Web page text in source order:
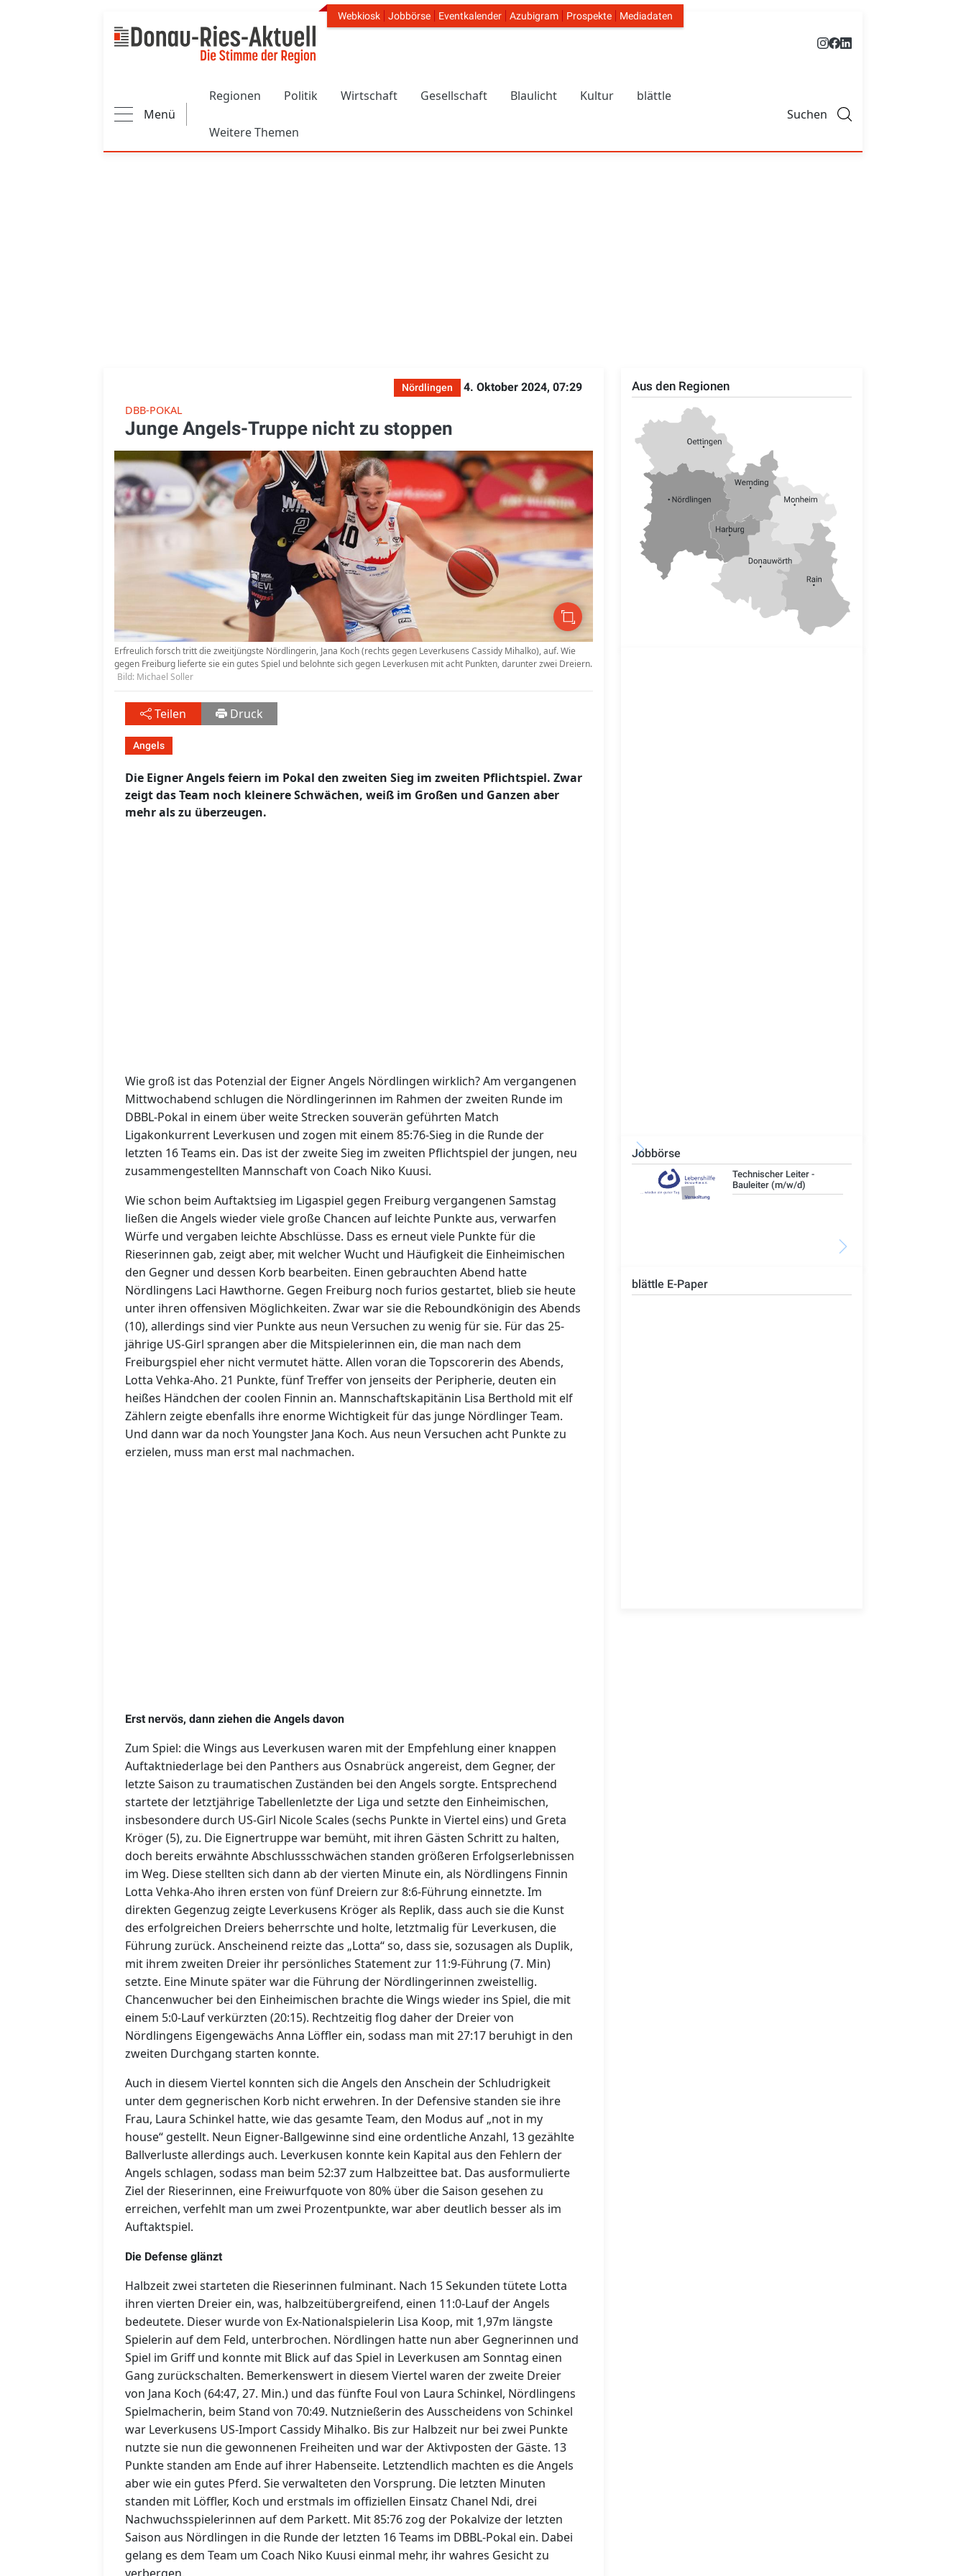
Header Navigation
Webkiosk Jobbörse Eventkalender Azubigram Prospekte Mediadaten
Menü
Regionen Politik Wirtschaft Gesellschaft Blaulicht Kultur blättle
Weitere Themen
Suchen
Nördlingen
4. Oktober 2024, 07:29
DBB-POKAL
Junge Angels-Truppe nicht zu stoppen
Erfreulich forsch tritt die zweitjüngste Nördlingerin, Jana Koch (rechts gegen Leverkusens Cassidy Mihalko), auf. Wie
gegen Freiburg lieferte sie ein gutes Spiel und belohnte sich gegen Leverkusen mit acht Punkten, darunter zwei Dreiern.
Bild: Michael Soller
Teilen Druck
Angels
Die Eigner Angels feiern im Pokal den zweiten Sieg im zweiten Pflichtspiel. Zwar
zeigt das Team noch kleinere Schwächen, weiß im Großen und Ganzen aber
mehr als zu überzeugen.
Wie groß ist das Potenzial der Eigner Angels Nördlingen wirklich? Am vergangenen
Mittwochabend schlugen die Nördlingerinnen im Rahmen der zweiten Runde im
DBBL-Pokal in einem über weite Strecken souverän geführten Match
Ligakonkurrent Leverkusen und zogen mit einem 85:76-Sieg in die Runde der
letzten 16 Teams ein. Das ist der zweite Sieg im zweiten Pflichtspiel der jungen, neu
zusammengestellten Mannschaft von Coach Niko Kuusi.
Wie schon beim Auftaktsieg im Ligaspiel gegen Freiburg vergangenen Samstag
ließen die Angels wieder viele große Chancen auf leichte Punkte aus, verwarfen
Würfe und vergaben leichte Abschlüsse. Dass es erneut viele Punkte für die
Rieserinnen gab, zeigt aber, mit welcher Wucht und Häufigkeit die Einheimischen
den Gegner und dessen Korb bearbeiten. Einen gebrauchten Abend hatte
Nördlingens Laci Hawthorne. Gegen Freiburg noch furios gestartet, blieb sie heute
unter ihren offensiven Möglichkeiten. Zwar war sie die Reboundkönigin des Abends
(10), allerdings sind vier Punkte aus neun Versuchen zu wenig für sie. Für das 25-
jährige US-Girl sprangen aber die Mitspielerinnen ein, die man nach dem
Freiburgspiel eher nicht vermutet hätte. Allen voran die Topscorerin des Abends,
Lotta Vehka-Aho. 21 Punkte, fünf Treffer von jenseits der Peripherie, deuten ein
heißes Händchen der coolen Finnin an. Mannschaftskapitänin Lisa Berthold mit elf
Zählern zeigte ebenfalls ihre enorme Wichtigkeit für das junge Nördlinger Team.
Und dann war da noch Youngster Jana Koch. Aus neun Versuchen acht Punkte zu
erzielen, muss man erst mal nachmachen.
Erst nervös, dann ziehen die Angels davon
Zum Spiel: die Wings aus Leverkusen waren mit der Empfehlung einer knappen
Auftaktniederlage bei den Panthers aus Osnabrück angereist, dem Gegner, der
letzte Saison zu traumatischen Zuständen bei den Angels sorgte. Entsprechend
startete der letztjährige Tabellenletzte der Liga und setzte den Einheimischen,
insbesondere durch US-Girl Nicole Scales (sechs Punkte in Viertel eins) und Greta
Kröger (5), zu. Die Eignertruppe war bemüht, mit ihren Gästen Schritt zu halten,
doch bereits erwähnte Abschlussschwächen standen größeren Erfolgserlebnissen
im Weg. Diese stellten sich dann ab der vierten Minute ein, als Nördlingens Finnin
Lotta Vehka-Aho ihren ersten von fünf Dreiern zur 8:6-Führung einnetzte. Im
direkten Gegenzug zeigte Leverkusens Kröger als Replik, dass auch sie die Kunst
des erfolgreichen Dreiers beherrschte und holte, letztmalig für Leverkusen, die
Führung zurück. Anscheinend reizte das „Lotta“ so, dass sie, sozusagen als Duplik,
mit ihrem zweiten Dreier ihr persönliches Statement zur 11:9-Führung (7. Min)
setzte. Eine Minute später war die Führung der Nördlingerinnen zweistellig.
Chancenwucher bei den Einheimischen brachte die Wings wieder ins Spiel, die mit
einem 5:0-Lauf verkürzten (20:15). Rechtzeitig flog daher der Dreier von
Nördlingens Eigengewächs Anna Löffler ein, sodass man mit 27:17 beruhigt in den
zweiten Durchgang starten konnte.
Auch in diesem Viertel konnten sich die Angels den Anschein der Schludrigkeit
unter dem gegnerischen Korb nicht erwehren. In der Defensive standen sie ihre
Frau, Laura Schinkel hatte, wie das gesamte Team, den Modus auf „not in my
house“ gestellt. Neun Eigner-Ballgewinne sind eine ordentliche Anzahl, 13 gezählte
Ballverluste allerdings auch. Leverkusen konnte kein Kapital aus den Fehlern der
Angels schlagen, sodass man beim 52:37 zum Halbzeittee bat. Das ausformulierte
Ziel der Rieserinnen, eine Freiwurfquote von 80% über die Saison gesehen zu
erreichen, verfehlt man um zwei Prozentpunkte, war aber deutlich besser als im
Auftaktspiel.
Die Defense glänzt
Halbzeit zwei starteten die Rieserinnen fulminant. Nach 15 Sekunden tütete Lotta
ihren vierten Dreier ein, was, halbzeitübergreifend, einen 11:0-Lauf der Angels
bedeutete. Dieser wurde von Ex-Nationalspielerin Lisa Koop, mit 1,97m längste
Spielerin auf dem Feld, unterbrochen. Nördlingen hatte nun aber Gegnerinnen und
Spiel im Griff und konnte mit Blick auf das Spiel in Leverkusen am Sonntag einen
Gang zurückschalten. Bemerkenswert in diesem Viertel waren der zweite Dreier
von Jana Koch (64:47, 27. Min.) und das fünfte Foul von Laura Schinkel, Nördlingens
Spielmacherin, beim Stand von 70:49. Nutznießerin des Ausscheidens von Schinkel
war Leverkusens US-Import Cassidy Mihalko. Bis zur Halbzeit nur bei zwei Punkte
nutzte sie nun die gewonnenen Freiheiten und war der Aktivposten der Gäste. 13
Punkte standen am Ende auf ihrer Habenseite. Letztendlich machten es die Angels
aber wie ein gutes Pferd. Sie verwalteten den Vorsprung. Die letzten Minuten
standen mit Löffler, Koch und erstmals im offiziellen Einsatz Chanel Ndi, drei
Nachwuchsspielerinnen auf dem Parkett. Mit 85:76 zog der Pokalvize der letzten
Saison aus Nördlingen in die Runde der letzten 16 Teams im DBBL-Pokal ein. Dabei
gelang es dem Team um Coach Niko Kuusi einmal mehr, ihr wahres Gesicht zu
Aus den Regionen
Jobbörse
Technischer Leiter -
Bauleiter (m/w/d)
blättle E-Paper